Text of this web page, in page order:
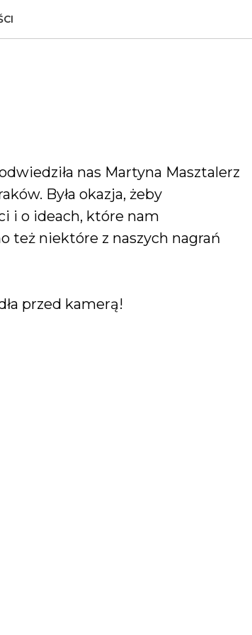
nas Martyna Masztalerz
Była okazja, żeby
i o ideach, które nam
też niektóre z naszych nagrań
przed kamerą!